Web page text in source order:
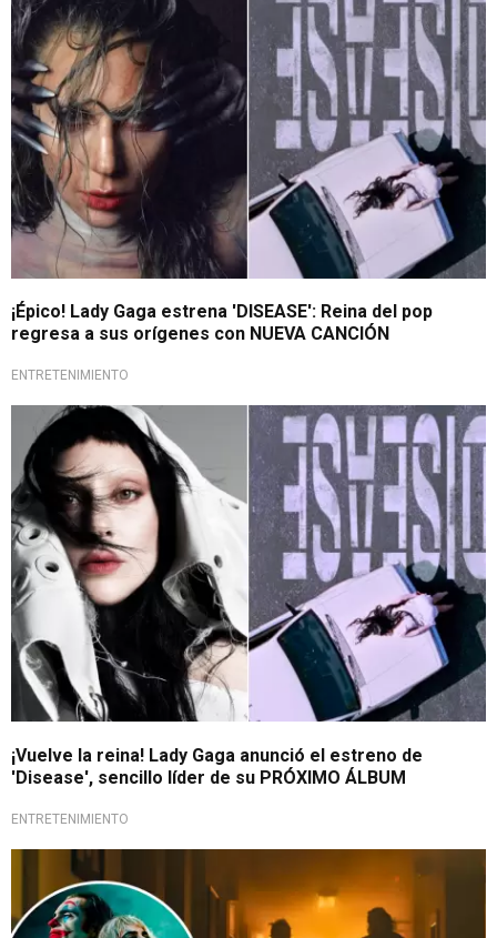
¡Épico! Lady Gaga estrena 'DISEASE': Reina del pop
regresa a sus orígenes con NUEVA CANCIÓN
ENTRETENIMIENTO
Regresa a la música
¡Vuelve la reina! Lady Gaga anunció el estreno de
'Disease', sencillo líder de su PRÓXIMO ÁLBUM
ENTRETENIMIENTO